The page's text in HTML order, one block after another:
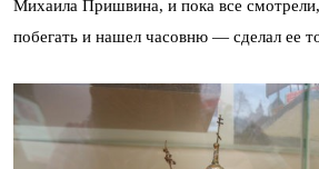
Михаила Пришвина, и пока все
побегать и нашел часовню — сделал ее